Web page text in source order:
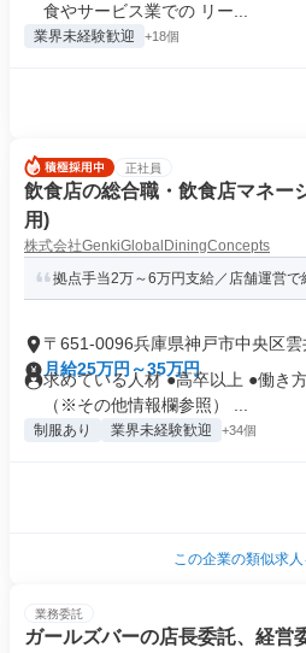
食やサービス業での リー...
業界未経験歓迎 +18個
正社員
飲食店の総合職・飲食店マネー
用)
株式会社GenkiGlobalDiningConcepts
拠点手当2万～6万円支給／店舗運営で
〒651-0096兵庫県神戸市中央区雲
月給25万円～35万円
求めている人材 ●高卒以上 ●働き
（※その他情報欄参照） ...
制服あり 業界未経験歓迎 +34個
この企業の類似求
業務委託
ガールズバーの店長委託、経営